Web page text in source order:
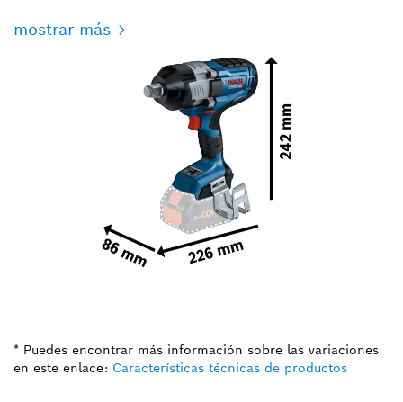
mostrar más
* Puedes encontrar más información sobre las variaciones
en este enlace: Características técnicas de productos